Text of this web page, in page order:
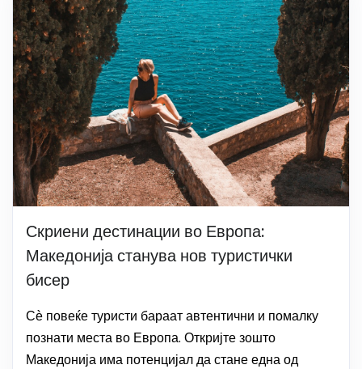
Скриени дестинации во Европа:
Македонија станува нов туристички
бисер
Сѐ повеќе туристи бараат автентични и помалку
познати места во Европа. Откријте зошто
Македонија има потенцијал да стане една од